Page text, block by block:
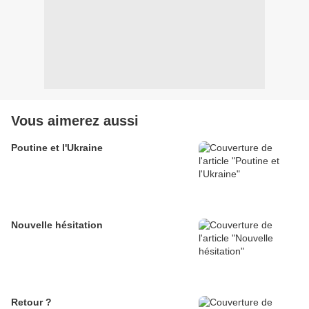
Vous aimerez aussi
Poutine et l'Ukraine
Nouvelle hésitation
Retour ?